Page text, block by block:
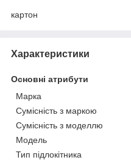
картон
Характеристики
Основні атрибути
Марка
Сумісність з маркою
Сумісність з моделлю
Модель
Тип підлокітника